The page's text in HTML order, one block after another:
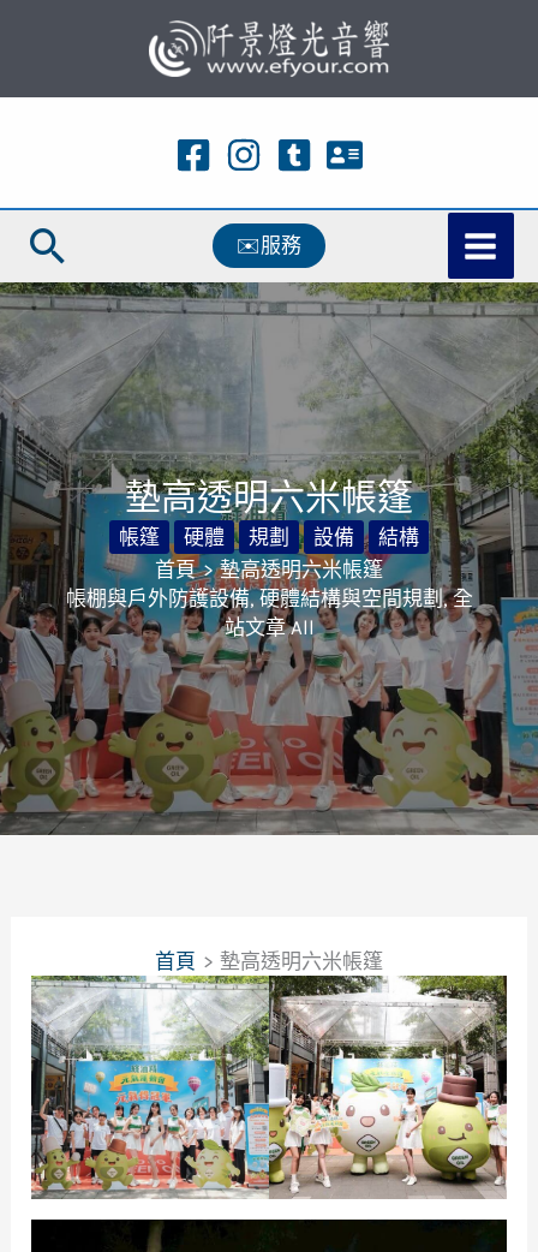
主
容
搜
尋
✉️服務
墊高透明六米帳篷
帳篷 硬體 規劃 設備
結構
首頁
墊高透明六米帳篷
帳棚與戶外防護設備,硬體結構與空間規劃,全
站文章 All
首頁 墊高透明六米帳篷